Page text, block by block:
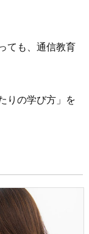
ても、通信教育
りの学び方」を